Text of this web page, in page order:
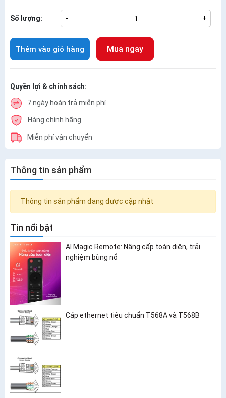
Số lượng: - +
Thêm vào giỏ hàng Mua ngay
Quyền lợi & chính sách:
7 ngày hoàn trả miễn phí
Hàng chính hãng
Miễn phí vận chuyển
Thông tin sản phẩm
Thông tin sản phẩm đang được cập nhật
Tin nổi bật
AI Magic Remote: Nâng cấp toàn diện, trải
nghiệm bùng nổ
Cáp ethernet tiêu chuẩn T568A và T568B